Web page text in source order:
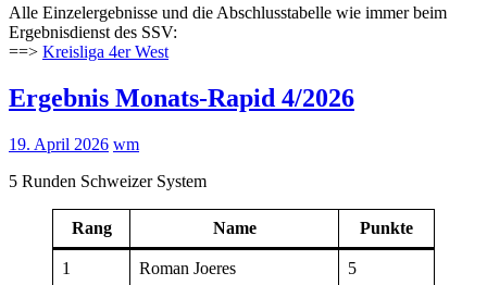
Alle Einzelergebnisse und die Abschlusstabelle wie immer beim
Ergebnisdienst des SSV:
==> Kreisliga 4er West
Ergebnis Monats-Rapid 4/2026
19. April 2026 wm
5 Runden Schweizer System
Rang Name Punkte
1 Roman Joeres 5